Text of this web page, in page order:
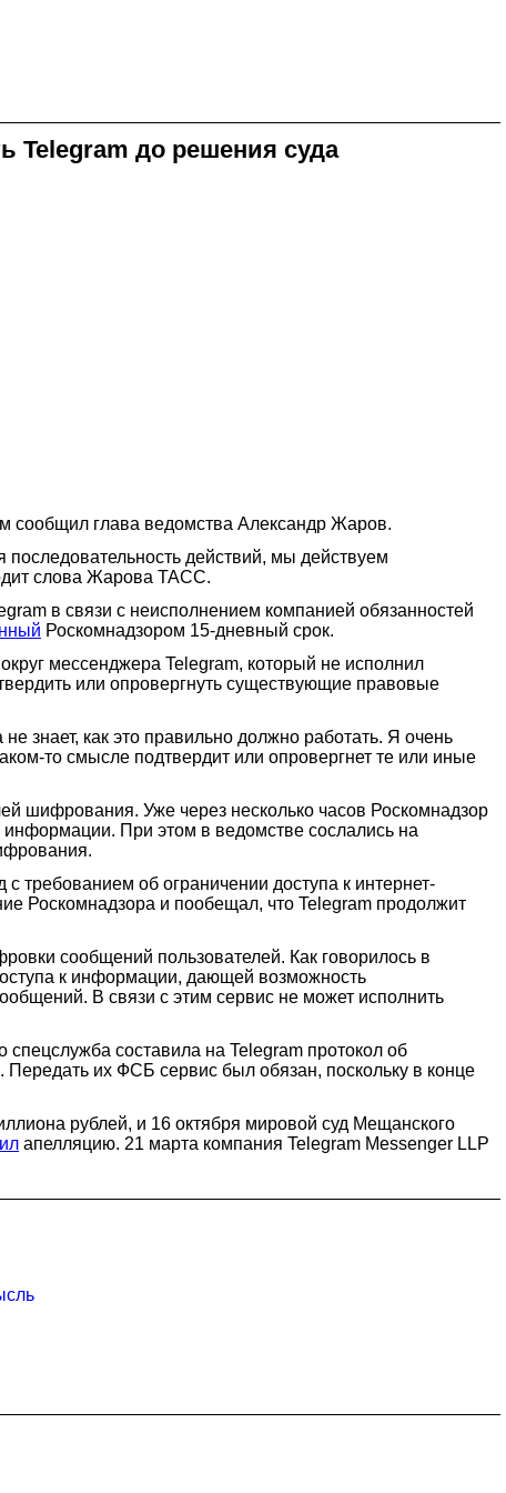
Telegram до решения суда
сообщил глава ведомства Александр Жаров.
действий, мы действуем
слова Жарова ТАСС.
в связи с неисполнением компанией обязанностей
Роскомнадзором 15-дневный срок.
мессенджера Telegram, который не исполнил
или опровергнуть существующие правовые
знает, как это правильно должно работать. Я очень
то смысле подтвердит или опровергнет те или иные
шифрования. Уже через несколько часов Роскомнадзор
информации. При этом в ведомстве сослались на
требованием об ограничении доступа к интернет-
Роскомнадзора и пообещал, что Telegram продолжит
сообщений пользователей. Как говорилось в
к информации, дающей возможность
В связи с этим сервис не может исполнить
составила на Telegram протокол об
их ФСБ сервис был обязан, поскольку в конце
рублей, и 16 октября мировой суд Мещанского
апелляцию. 21 марта компания Telegram Messenger LLP